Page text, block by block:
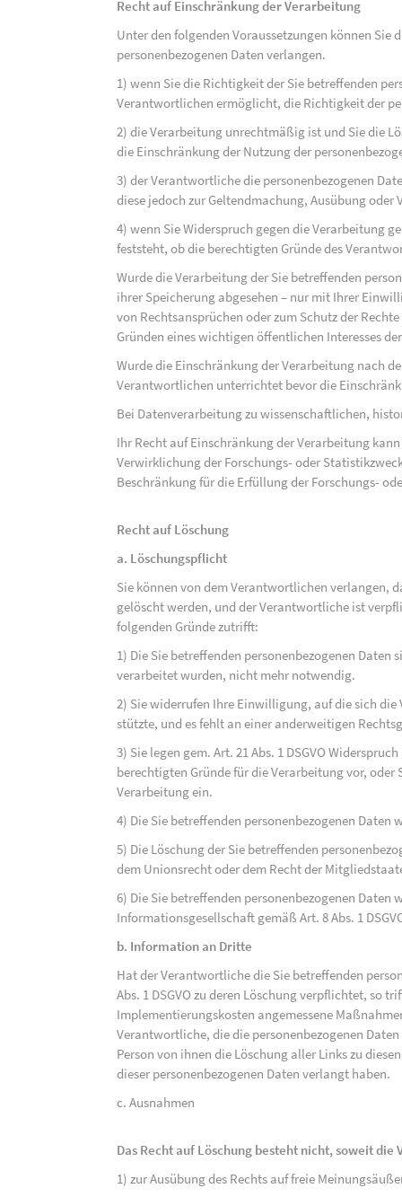
Recht auf Einschränkung der Verarbeitung
Unter den folgenden Voraussetzungen können
personenbezogenen Daten verlangen.
1) wenn Sie die Richtigkeit der Sie betreffenden
Verantwortlichen ermöglicht, die Richtigkeit der
2) die Verarbeitung unrechtmäßig ist und Sie die
die Einschränkung der Nutzung der
3) der Verantwortliche die personenbezogenen
diese jedoch zur Geltendmachung, Ausübung
4) wenn Sie Widerspruch gegen die Verarbeitung
feststeht, ob die berechtigten Gründe des
Wurde die Verarbeitung der Sie betreffenden
ihrer Speicherung abgesehen – nur mit Ihrer
von Rechtsansprüchen oder zum Schutz der
Gründen eines wichtigen öffentlichen Interesses
Wurde die Einschränkung der Verarbeitung nach
Verantwortlichen unterrichtet bevor die
Bei Datenverarbeitung zu wissenschaftlichen,
Ihr Recht auf Einschränkung der Verarbeitung
Verwirklichung der Forschungs- oder
Beschränkung für die Erfüllung der Forschungs-
Recht auf Löschung
a. Löschungspflicht
Sie können von dem Verantwortlichen verlangen,
gelöscht werden, und der Verantwortliche ist
folgenden Gründe zutrifft:
1) Die Sie betreffenden personenbezogenen Daten
verarbeitet wurden, nicht mehr notwendig.
2) Sie widerrufen Ihre Einwilligung, auf die sich die
stützte, und es fehlt an einer anderweitigen
3) Sie legen gem. Art. 21 Abs. 1 DSGVO
berechtigten Gründe für die Verarbeitung vor, oder
Verarbeitung ein.
4) Die Sie betreffenden personenbezogenen
5) Die Löschung der Sie betreffenden
dem Unionsrecht oder dem Recht der
6) Die Sie betreffenden personenbezogenen Daten
Informationsgesellschaft gemäß Art. 8 Abs. 1
b. Information an Dritte
Hat der Verantwortliche die Sie betreffenden
Abs. 1 DSGVO zu deren Löschung verpflichtet, so
Implementierungskosten angemessene
Verantwortliche, die die personenbezogenen
Person von ihnen die Löschung aller Links zu
dieser personenbezogenen Daten verlangt haben.
c. Ausnahmen
Das Recht auf Löschung besteht nicht, soweit
1) zur Ausübung des Rechts auf freie